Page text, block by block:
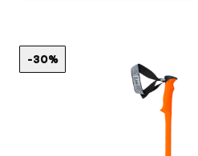
-30%